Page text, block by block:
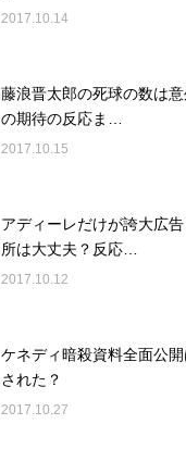
2017.10.14
藤浪晋太郎の死球の数は
の期待の反応ま…
2017.10.15
アディーレだけが誇大広
所は大丈夫？反応…
2017.10.12
ケネディ暗殺資料全面公
された？
2017.10.27